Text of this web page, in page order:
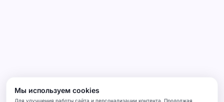
Мы используем cookies
Для улучшения работы сайта и персонализации контента. Продолжая